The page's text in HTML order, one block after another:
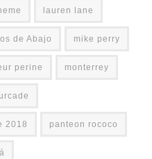
lauren lane
de Abajo mike perry
perine monterrey
2018 panteon rococo